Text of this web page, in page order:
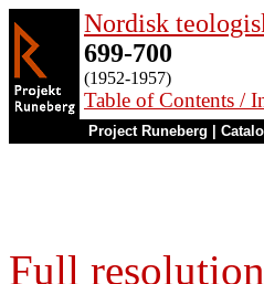
Nordisk
699-700
(1952-1957)
Table of Contents /
Project Runeberg
Full